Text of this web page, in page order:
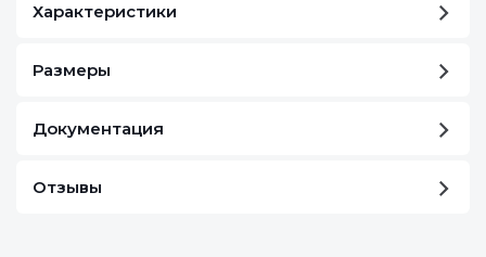
Характеристики
Размеры
Документация
Отзывы